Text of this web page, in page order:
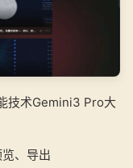
技术Gemini3 Pro大
、导出